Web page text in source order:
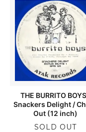
THE BURRITO
Snackers Delight /
Out (12 inch)
SOLD OUT